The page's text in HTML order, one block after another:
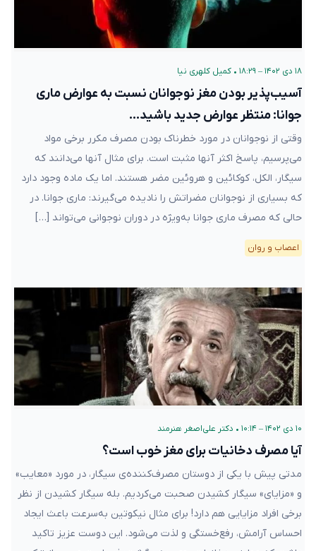
۱۸ دی ۱۴۰۲ – ۱۸:۲۹ • کمیل کلهری نیا
آسیب‌پذیر بودن مغز نوجوانان نسبت به عوارض ماری
جوانا: منتظر عوارض جدید باشید…
وقتی از نوجوانان در مورد خطرناک بودن مصرف مکرر برخی مواد
می‌پرسیم، پاسخ اکثر آنها مثبت است. برای مثال آنها می‌دانند که
سیگار، الکل، کوکائین و هروئین مضر هستند. اما یک ماده وجود دارد
که بسیاری از نوجوانان مضراتش را نادیده می‌گیرند: ماری جوانا. در
حالی که مصرف ماری جوانا به‌ویژه در دوران نوجوانی می‌تواند […]
اعصاب و روان
۱۰ دی ۱۴۰۲ – ۱۰:۱۴ • دکتر علی‌اصغر هنرمند
آیا مصرف دخانیات برای مغز خوب است؟
مدتی پیش با یکی از دوستان مصرف‌کننده‌ی سیگار، در مورد «معایب»
و «مزایای» سیگار کشیدن صحبت می‌کردیم. بله سیگار کشیدن از نظر
برخی افراد مزایایی هم دارد! برای مثال نیکوتین به‌سرعت باعث ایجاد
احساس آرامش، رفع‌خستگی و لذت می‌شود. این دوست عزیز تاکید